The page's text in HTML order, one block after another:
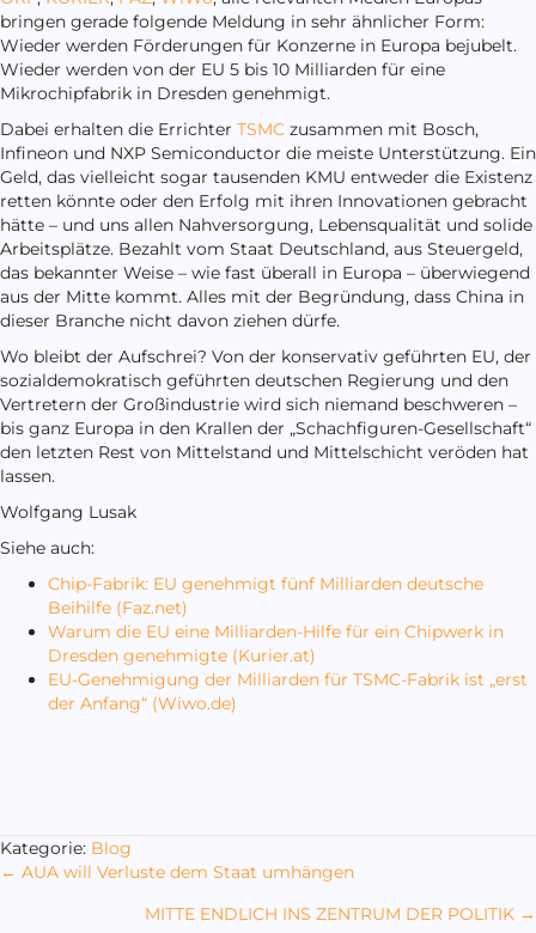
bringen gerade folgende Meldung in sehr ähnlicher Form:
Wieder werden Förderungen für Konzerne in Europa bejubelt.
Wieder werden von der EU 5 bis 10 Milliarden für eine
Mikrochipfabrik in Dresden genehmigt.
Dabei erhalten die Errichter TSMC zusammen mit Bosch,
Infineon und NXP Semiconductor die meiste Unterstützung. Ein
Geld, das vielleicht sogar tausenden KMU entweder die Existenz
retten könnte oder den Erfolg mit ihren Innovationen gebracht
hätte – und uns allen Nahversorgung, Lebensqualität und solide
Arbeitsplätze. Bezahlt vom Staat Deutschland, aus Steuergeld,
das bekannter Weise – wie fast überall in Europa – überwiegend
aus der Mitte kommt. Alles mit der Begründung, dass China in
dieser Branche nicht davon ziehen dürfe.
Wo bleibt der Aufschrei? Von der konservativ geführten EU, der
sozialdemokratisch geführten deutschen Regierung und den
Vertretern der Großindustrie wird sich niemand beschweren –
bis ganz Europa in den Krallen der „Schachfiguren-Gesellschaft“
den letzten Rest von Mittelstand und Mittelschicht veröden hat
lassen.
Wolfgang Lusak
Siehe auch:
Chip-Fabrik: EU genehmigt fünf Milliarden deutsche
Beihilfe (Faz.net)
Warum die EU eine Milliarden-Hilfe für ein Chipwerk in
Dresden genehmigte (Kurier.at)
EU-Genehmigung der Milliarden für TSMC-Fabrik ist „erst
der Anfang“ (Wiwo.de)
Kategorie: Blog
Posts
navigation
← AUA will Verluste dem Staat umhängen
MITTE ENDLICH INS ZENTRUM DER POLITIK →